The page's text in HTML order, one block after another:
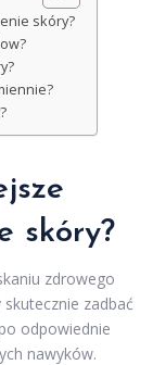
skóry?
skóry?
zdrowego
zadbać
odpowiednie
nawyków.